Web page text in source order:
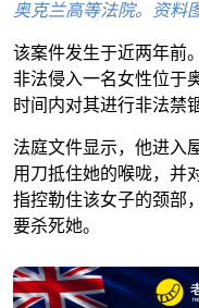
奥克兰高等法院。资料
该案件发生于近两年前
非法侵入一名女性位于
时间内对其进行非法禁
法庭文件显示，他进入
用刀抵住她的喉咙，并
指控勒住该女子的颈部
要杀死她。